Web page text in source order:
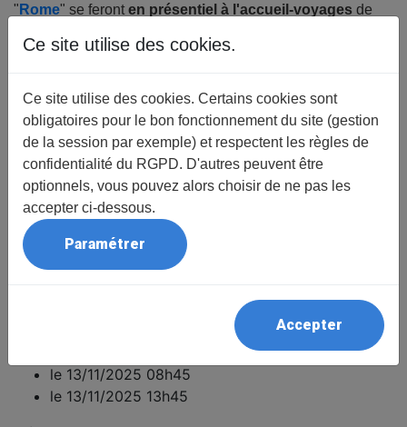
" Rome" se feront en présentiel à l'accueil-voyages de
lejeudi 13et lejeudi 20 novembre
Vous trouverez les données de ces voyages dans
Sorties/Voyages ".
Détail
Animateurs/Professeurs
- UTL QP -
Lieu
Cinéville
le 13/11/2025 08h45
le 13/11/2025 13h45
Ce site utilise des cookies.
Ce site utilise des cookies. Certains cookies sont
obligatoires pour le bon fonctionnement du site (gestion
de la session par exemple) et respectent les règles de
confidentialité du RGPD. D'autres peuvent être
optionnels, vous pouvez alors choisir de ne pas les
accepter ci-dessous.
Paramétrer
Accepter